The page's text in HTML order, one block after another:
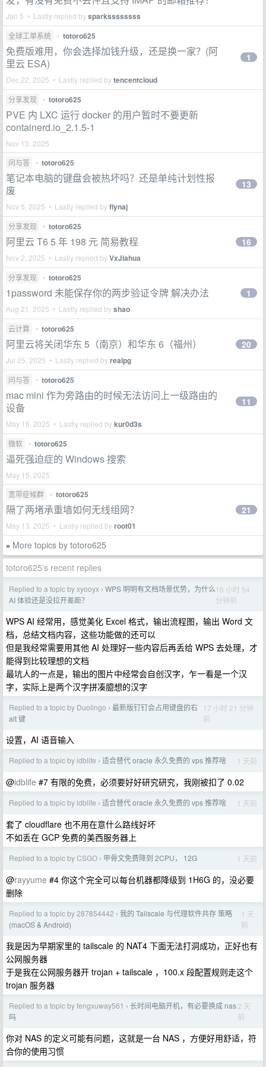
Jan 5 • Lastly replied bysparkssssssss
全球工单系统 • totoro625
免费版难用，你会选择加钱升级，还是换一家？(阿
里云 ESA)
Dec 22, 2025 • Lastly replied bytencentcloud
1
分享发现 • totoro625
PVE 内 LXC 运行 docker 的用户暂时不要更新
containerd.io_2.1.5-1
Nov 13, 2025
问与答
• totoro625
笔记本电脑的键盘会被热坏吗？还是单纯计划性报
废
Nov 5, 2025 • Lastly replied byflynaj
13
分享发现 • totoro625
阿里云 T6 5 年 198 元 简易教程
Nov 2, 2025 • Lastly replied byVxJiahua
16
分享发现 • totoro625
1password 未能保存你的两步验证令牌 解决办法
Aug 21, 2025 • Lastly replied byshao
1
云计算 • totoro625
阿里云将关闭华东 5（南京）和华东 6（福州）
Jul 25, 2025 • Lastly replied byrealpg
20
问与答 • totoro625
mac mini 作为旁路由的时候无法访问上一级路由的
设备
May 16, 2025 • Lastly replied bykur0d3s
11
微软 • totoro625
逼死强迫症的 Windows 搜索
May 15, 2025
宽带症候群
• totoro625
隔了两堵承重墙如何无线组网？
May 13, 2025 • Lastly replied byroot01
21
» More topics by totoro625
totoro625's recent replies
Replied to a topic by xyooyx › WPS 明明有文档场景优势，为什么
AI 体验还是没拉开差距？
16 小时 54
分钟前
WPS AI 经常用，感觉美化 Excel 格式，输出流程图，输出 Word 文
档，总结文档内容，这些功能做的还可以
但是我经常需要用其他 AI 处理好一些内容后再丢给 WPS 去处理，才
能得到比较理想的文档
最坑人的一点是，输出的图片中经常会自创汉字，乍一看是一个汉
字，实际上是两个汉字拼凑臆想的汉字
Replied to a topic by Duolingo › 最新版钉钉会占用键盘的右
alt 键
17 小时 21 分钟
前
设置，AI 语音输入
Replied to a topic by idblife › 适合替代 oracle 永久免费的 vps 推荐啥 1 天前
@idblife #7 有限的免费，必须要好好研究研究，我刚被扣了 0.02
Replied to a topic by idblife › 适合替代 oracle 永久免费的 vps 推荐啥 1 天前
套了 cloudflare 也不用在意什么路线好坏
不如丢在 GCP 免费的美西服务器上
Replied to a topic by CSGO › 甲骨文免费降到 2CPU， 12G 1 天前
@rayyume #4 你这个完全可以每台机器都降级到 1H6G 的，没必要
删除
Replied to a topic by 287854442 › 我的 Tailscale 与代理软件共存 策略
(macOS & Android)
1 天
前
我是因为早期家里的 tailscale 的 NAT4 下面无法打洞成功，正好也有
公网服务器
于是我在公网服务器开 trojan + tailscale ，100.x 段配置规则走这个
trojan 服务器
Replied to a topic by fengxuway561 › 长时间电脑开机，有必要换成 nas
吗
2 天
前
你对 NAS 的定义可能有问题，这就是一台 NAS ，方便好用舒适，符
合你的使用习惯